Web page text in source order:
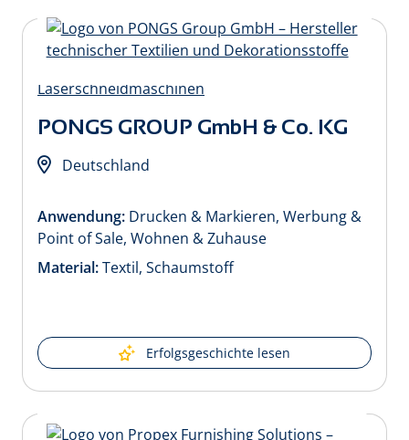
PONGS GROUP GmbH & Co. KG
Deutschland
Anwendung: Drucken & Markieren, Werbung &
Point of Sale, Wohnen & Zuhause
Material:Textil, Schaumstoff
Erfolgsgeschichte lesen